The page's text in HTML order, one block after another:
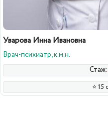
Уварова Инна Ивановна
Врач-психиатр, к.м.н.
Стаж:
⭐️